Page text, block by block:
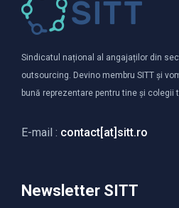
Sindicatul național al angajaților din
outsourcing. Devino membru SITT și
bună reprezentare pentru tine și
E-mail : contact[at]sitt.ro
Newsletter SITT